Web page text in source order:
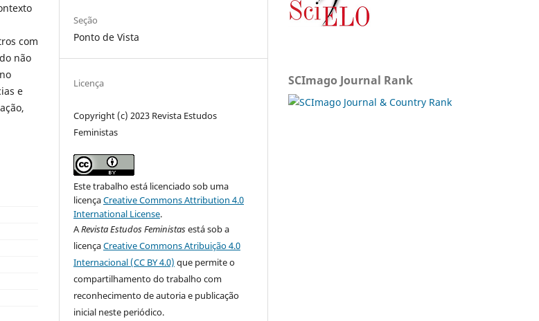
com
não
e
Seção
Ponto de Vista
Licença
Copyright (c) 2023 Revista Estudos
Feministas
Este trabalho está licenciado sob uma
licençaCreative Commons Attribution 4.0
International License.
ARevista Estudos Feministasestá sob a
licençaCreative Commons Atribuição 4.0
Internacional (CC BY 4.0) que permite o
compartilhamento do trabalho com
reconhecimento de autoria e publicação
inicial neste periódico.
SCImago Journal Rank